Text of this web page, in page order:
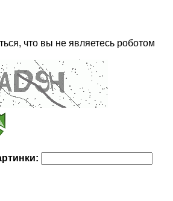
что вы не являетесь роботом